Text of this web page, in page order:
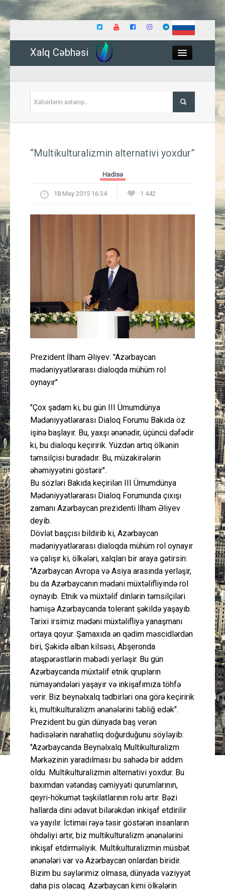
Xalq Cəbhəsi
İqtisadiyyat
Müsahibə
İdman
Layihə
Gündəm
Peşə etikası
Əlaqə
“Multikulturalizmin alternativi yoxdur”
Hadisə
18 May 2015 16:34 1 442
Prezident İlham Əliyev: "Azərbaycan
mədəniyyətlərarası dialoqda mühüm rol
oynayır"
"Çox şadam ki, bu gün III Ümumdünya
Mədəniyyətlərarası Dialoq Forumu Bakıda öz
işinə başlayır. Bu, yaxşı ənənədir, üçüncü dəfədir
ki, bu dialoqu keçiririk. Yüzdən artıq ölkənin
təmsilçisi buradadır. Bu, müzakirələrin
əhəmiyyətini göstərir".
Bu sözləri Bakıda keçirilən III Ümumdünya
Mədəniyyətlərarası Dialoq Forumunda çıxışı
zamanı Azərbaycan prezidenti İlham Əliyev
deyib.
Dövlət başçısı bildirib ki, Azərbaycan
mədəniyyətlərarası dialoqda mühüm rol oynayır
və çalışır ki, ölkələri, xalqları bir araya gətirsin:
"Azərbaycan Avropa və Asiya arasında yerləşir,
bu da Azərbaycanın mədəni müxtəlifliyində rol
oynayıb. Etnik və müxtəlif dinlərin təmsilçiləri
həmişə Azərbaycanda tolerant şəkildə yaşayıb.
Tarixi irsimiz mədəni müxtəlifliyə yanaşmanı
ortaya qoyur. Şamaxıda ən qədim məscidlərdən
biri, Şəkidə alban kilsəsi, Abşeronda
atəşpərəstlərin məbədi yerləşir. Bu gün
Azərbaycanda müxtəlif etnik qrupların
nümayəndələri yaşayır və inkişafımıza töhfə
verir. Biz beynəlxalq tədbirləri ona görə keçiririk
ki, multikulturalizm ənənələrini təbliğ edək".
Prezident bu gün dünyada baş verən
hadisələrin narahatlıq doğurduğunu söyləyib:
"Azərbaycanda Beynəlxalq Multikulturalizm
Mərkəzinin yaradılması bu sahədə bir addım
oldu. Multikulturalizmin alternativi yoxdur. Bu
baxımdan vətəndaş cəmiyyəti qurumlarının,
qeyri-hökumət təşkilatlarının rolu artır. Bəzi
hallarda dini ədavət bilərəkdən inkişaf etdirilir
və yayılır. İctimai rəyə təsir göstərən insanların
öhdəliyi artır, biz multikulturalizm ənənələrini
inkişaf etdirməliyik. Multikulturalizmin müsbət
ənənələri var və Azərbaycan onlardan biridir.
Bizim bu səylərimiz olmasa, dünyada vəziyyət
daha pis olacaq. Azərbaycan kimi ölkələrin